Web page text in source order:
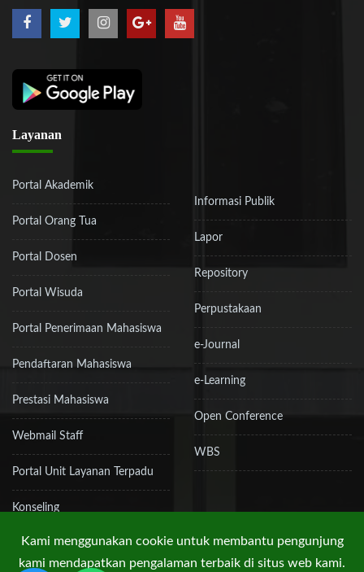
Layanan
Portal Akademik
Portal Orang Tua
Portal Dosen
Portal Wisuda
Portal Penerimaan Mahasiswa
Pendaftaran Mahasiswa
Prestasi Mahasiswa
Webmail Staff
Portal Unit Layanan Terpadu
Konseling
Informasi Publik
Lapor
Repository
Perpustakaan
e-Journal
e-Learning
Open Conference
WBS
Kami menggunakan cookie untuk membantu pengunjung
kami mendapatkan pengalaman terbaik di situs web kami.